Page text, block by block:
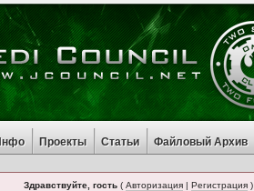
Проекты Статьи Файловый Архив
Здравствуйте, гость( Авторизация| Регистрация)